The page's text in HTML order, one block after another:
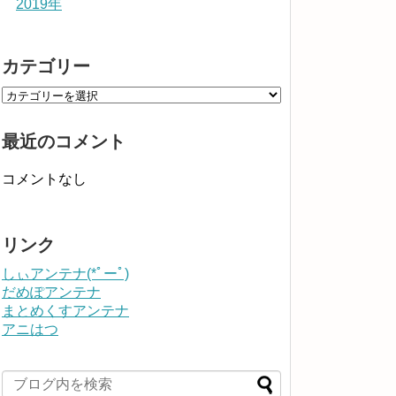
2019年
カテゴリー
最近のコメント
コメントなし
リンク
しぃアンテナ(*ﾟーﾟ)
だめぽアンテナ
まとめくすアンテナ
アニはつ